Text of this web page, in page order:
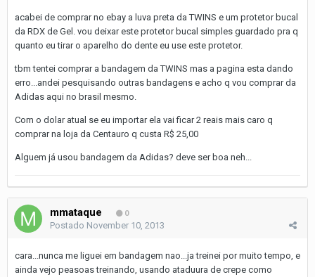
acabei de comprar no ebay a luva preta da TWINS e um protetor bucal
da RDX de Gel. vou deixar este protetor bucal simples guardado pra q
quanto eu tirar o aparelho do dente eu use este protetor.
tbm tentei comprar a bandagem da TWINS mas a pagina esta dando
erro...andei pesquisando outras bandagens e acho q vou comprar da
Adidas aqui no brasil mesmo.
Com o dolar atual se eu importar ela vai ficar 2 reais mais caro q
comprar na loja da Centauro q custa R$ 25,00
Alguem já usou bandagem da Adidas? deve ser boa neh...
mmataque 0
Postado November 10, 2013
cara...nunca me liguei em bandagem nao...ja treinei por muito tempo, e
ainda vejo peasoas treinando, usando ataduura de crepe como